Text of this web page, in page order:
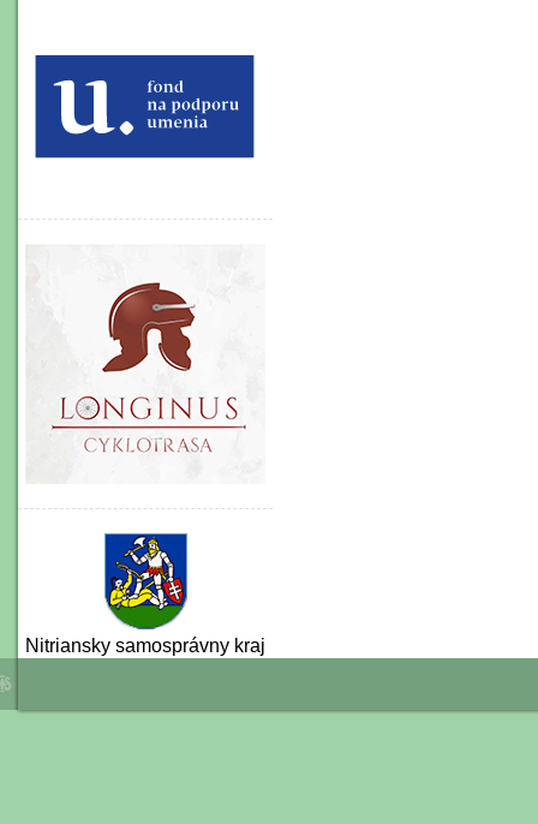
Nitriansky samosprávny kraj